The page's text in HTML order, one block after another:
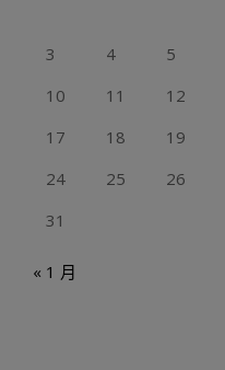
3
4 5
10
11 12
17
18 19
24
25 26
31
« 1 月